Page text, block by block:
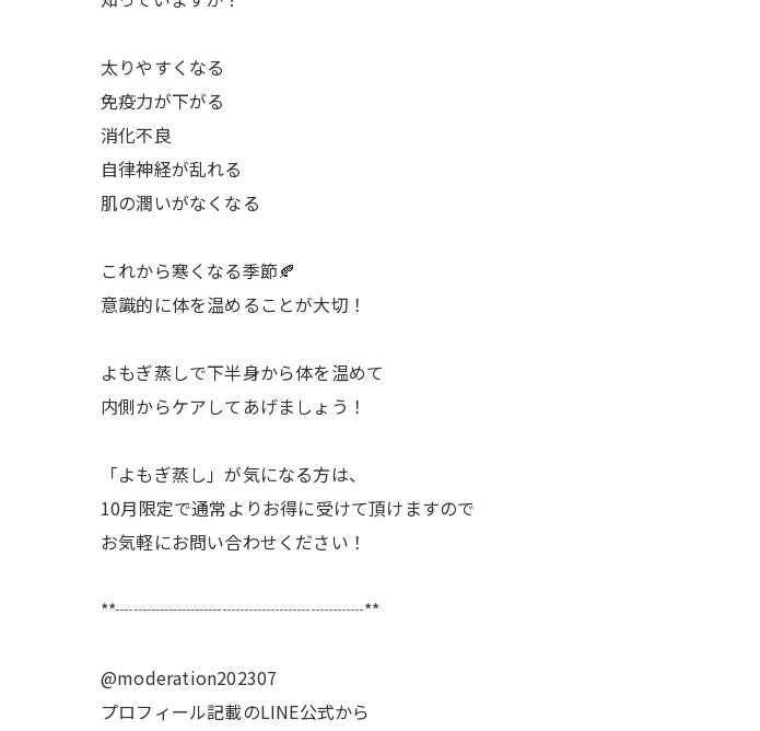
太りやすくなる
免疫力が下がる
消化不良
自律神経が乱れる
肌の潤いがなくなる
これから寒くなる季節🍂
意識的に体を温めることが大切！
よもぎ蒸しで下半身から体を温めて
内側からケアしてあげましょう！
「よもぎ蒸し」が気になる方は、
10月限定で通常よりお得に受けて頂けますので
お気軽にお問い合わせください！
**┈┈┈┈┈┈┈┈┈┈┈┈┈┈**
@moderation202307
プロフィール記載のLINE公式から